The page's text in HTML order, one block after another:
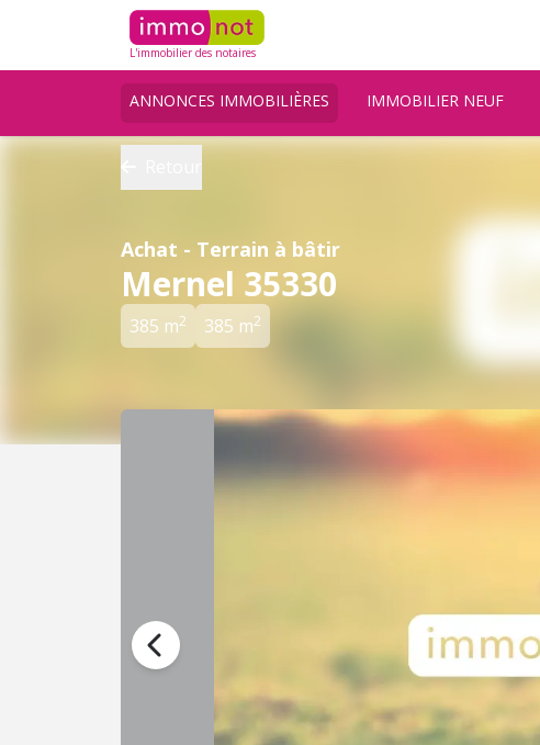
L'immobilier des notaires
ANNONCES IMMOBILIÈRES IMMOBILIER NEUF
Achat - Terrain à bâtir
Mernel 35330
385 m2 385 m2